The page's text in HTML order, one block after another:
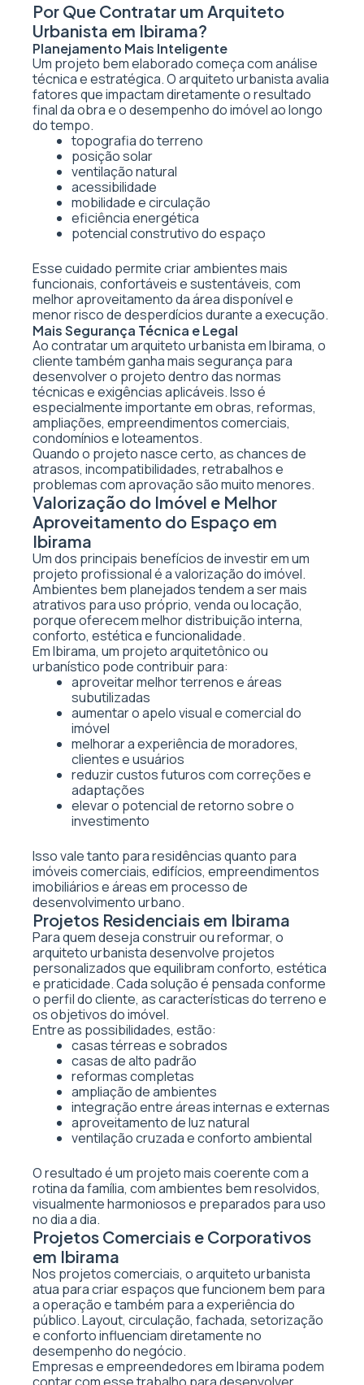
Por Que Contratar um Arquiteto
Urbanista em Ibirama?
Planejamento Mais Inteligente
Um projeto bem elaborado começa com análise
técnica e estratégica. O arquiteto urbanista avalia
fatores que impactam diretamente o resultado
final da obra e o desempenho do imóvel ao longo
do tempo.
topografia do terreno
posição solar
ventilação natural
acessibilidade
mobilidade e circulação
eficiência energética
potencial construtivo do espaço
Esse cuidado permite criar ambientes mais
funcionais, confortáveis e sustentáveis, com
melhor aproveitamento da área disponível e
menor risco de desperdícios durante a execução.
Mais Segurança Técnica e Legal
Ao contratar um arquiteto urbanista em Ibirama, o
cliente também ganha mais segurança para
desenvolver o projeto dentro das normas
técnicas e exigências aplicáveis. Isso é
especialmente importante em obras, reformas,
ampliações, empreendimentos comerciais,
condomínios e loteamentos.
Quando o projeto nasce certo, as chances de
atrasos, incompatibilidades, retrabalhos e
problemas com aprovação são muito menores.
Valorização do Imóvel e Melhor
Aproveitamento do Espaço em
Ibirama
Um dos principais benefícios de investir em um
projeto profissional é a valorização do imóvel.
Ambientes bem planejados tendem a ser mais
atrativos para uso próprio, venda ou locação,
porque oferecem melhor distribuição interna,
conforto, estética e funcionalidade.
Em Ibirama, um projeto arquitetônico ou
urbanístico pode contribuir para:
aproveitar melhor terrenos e áreas
subutilizadas
aumentar o apelo visual e comercial do
imóvel
melhorar a experiência de moradores,
clientes e usuários
reduzir custos futuros com correções e
adaptações
elevar o potencial de retorno sobre o
investimento
Isso vale tanto para residências quanto para
imóveis comerciais, edifícios, empreendimentos
imobiliários e áreas em processo de
desenvolvimento urbano.
Projetos Residenciais em Ibirama
Para quem deseja construir ou reformar, o
arquiteto urbanista desenvolve projetos
personalizados que equilibram conforto, estética
e praticidade. Cada solução é pensada conforme
o perfil do cliente, as características do terreno e
os objetivos do imóvel.
Entre as possibilidades, estão:
casas térreas e sobrados
casas de alto padrão
reformas completas
ampliação de ambientes
integração entre áreas internas e externas
aproveitamento de luz natural
ventilação cruzada e conforto ambiental
O resultado é um projeto mais coerente com a
rotina da família, com ambientes bem resolvidos,
visualmente harmoniosos e preparados para uso
no dia a dia.
Projetos Comerciais e Corporativos
em Ibirama
Nos projetos comerciais, o arquiteto urbanista
atua para criar espaços que funcionem bem para
a operação e também para a experiência do
público. Layout, circulação, fachada, setorização
e conforto influenciam diretamente no
desempenho do negócio.
Empresas e empreendedores em Ibirama podem